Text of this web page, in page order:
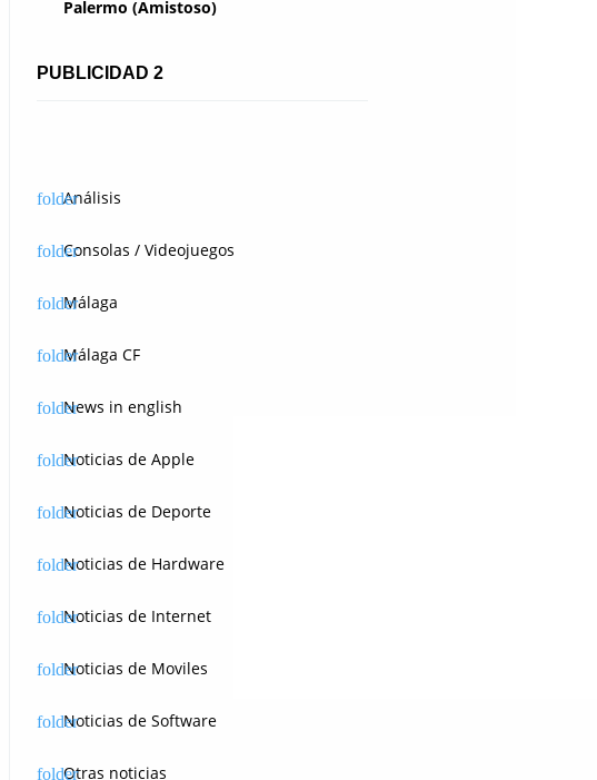
Palermo (Amistoso)
PUBLICIDAD 2
Análisis
Consolas / Videojuegos
Málaga
Málaga CF
News in english
Noticias de Apple
Noticias de Deporte
Noticias de Hardware
Noticias de Internet
Noticias de Moviles
Noticias de Software
Otras noticias